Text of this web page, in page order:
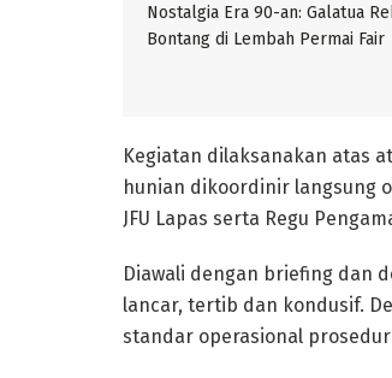
Nostalgia Era 90-an: Galatua
Bontang di Lembah Permai Fair
Kegiatan dilaksanakan atas
hunian dikoordinir langsung
JFU Lapas serta Regu
Diawali dengan briefing dan
lancar, tertib dan kondusif.
standar operasional prosedur